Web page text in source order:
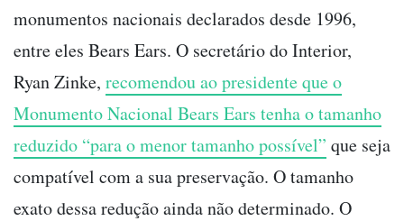
monumentos nacionais declarados desde 1996,
entre eles Bears Ears. O secretário do Interior,
Ryan Zinke, recomendou ao presidente que o
Monumento Nacional Bears Ears tenha o tamanho
reduzido “para o menor tamanho possível” que seja
compatível com a sua preservação. O tamanho
exato dessa redução ainda não determinado. O